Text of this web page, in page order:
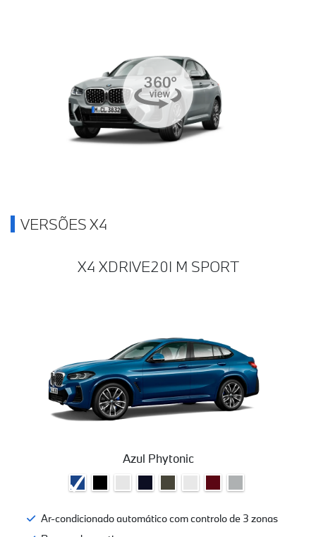
VERSÕES X4
X4 XDRIVE20I M SPORT
Azul Phytonic
Ar-condicionado automático com controlo de 3 zonas